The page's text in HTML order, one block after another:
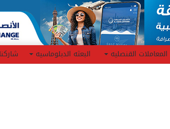
المعاملات القنصليه البعثه الدبلوماسيه شاركنا